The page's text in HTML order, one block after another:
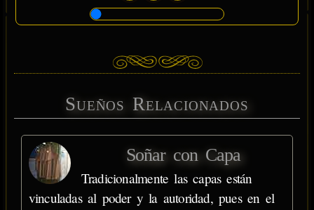
Sueños Relacionados
Soñar con Capa
Tradicionalmente las capas están
vinculadas al poder y la autoridad, pues en el